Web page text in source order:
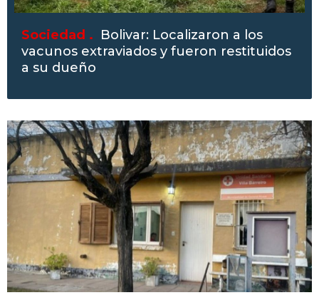
Sociedad . Bolivar: Localizaron a los
vacunos extraviados y fueron restituidos
a su dueño